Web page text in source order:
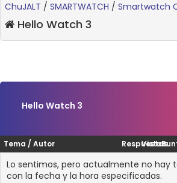
ChuJALT / SMARTWATCH / Smartwatch
Hello Watch 3
Hello Watch 3
Tema / Autor Respuestas
Vistas
Lo sentimos, pero actualmente no hay
con la fecha y la hora especificadas.